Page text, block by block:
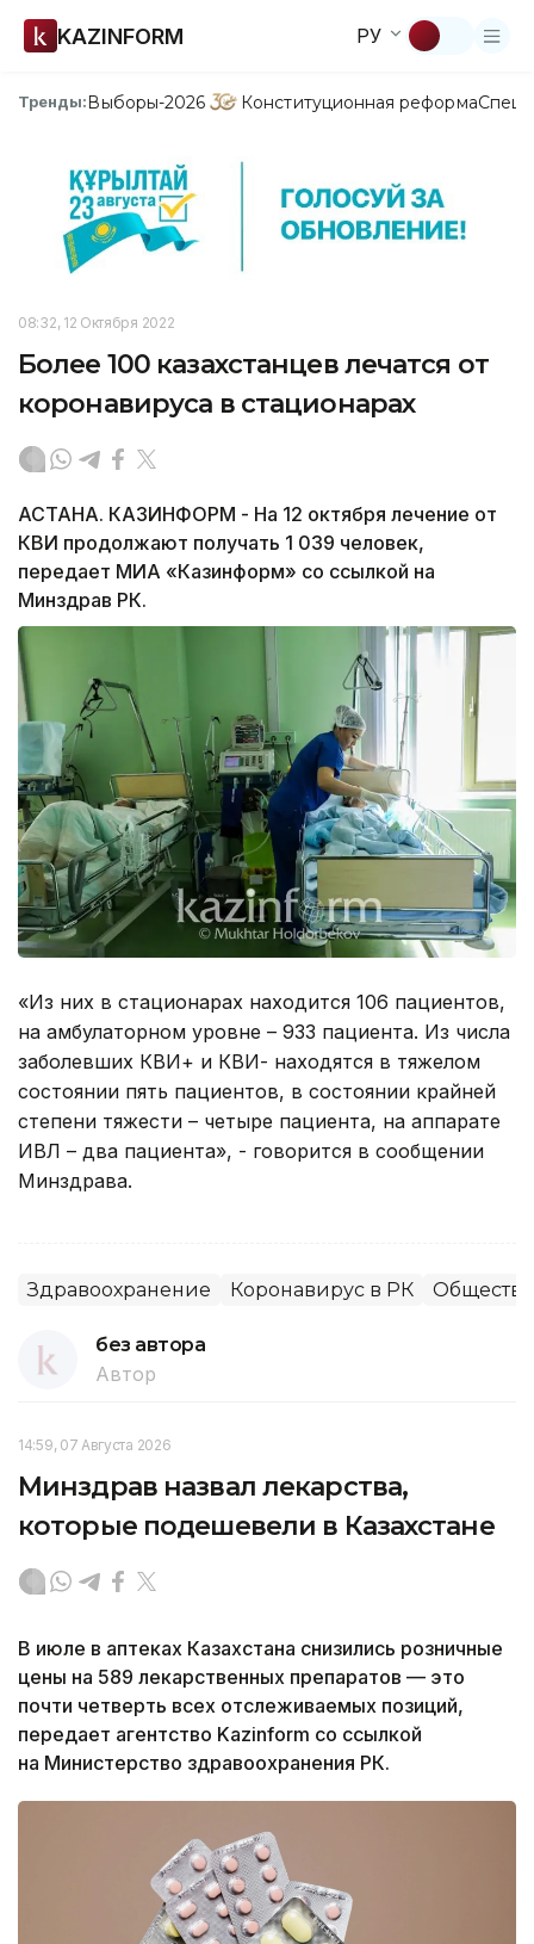
KAZINFORM РУ
Тренды:Выборы-2026 Конституционная реформа
08:32, 12 Октября 2022
Более 100 казахстанцев лечатся от
коронавируса в стационарах
АСТАНА. КАЗИНФОРМ - На 12 октября лечение от
КВИ продолжают получать 1 039 человек,
передает МИА «Казинформ» со ссылкой на
Минздрав РК.
«Из них в стационарах находится 106 пациентов,
на амбулаторном уровне – 933 пациентa. Из числа
заболевших КВИ+ и КВИ- находятся в тяжелом
состоянии пять пациентов, в состоянии крайней
степени тяжести – четыре пациента, на аппарате
ИВЛ – два пациента», - говорится в сообщении
Минздрава.
Здравоохранение Коронавирус в РК Общество
без автора
Автор
14:59, 07 Августа 2026
Минздрав назвал лекарства,
которые подешевели в Казахстане
В июле в аптеках Казахстана снизились розничные
цены на 589 лекарственных препаратов — это
почти четверть всех отслеживаемых позиций,
передает агентство Kazinform со ссылкой
на Министерство здравоохранения РК.